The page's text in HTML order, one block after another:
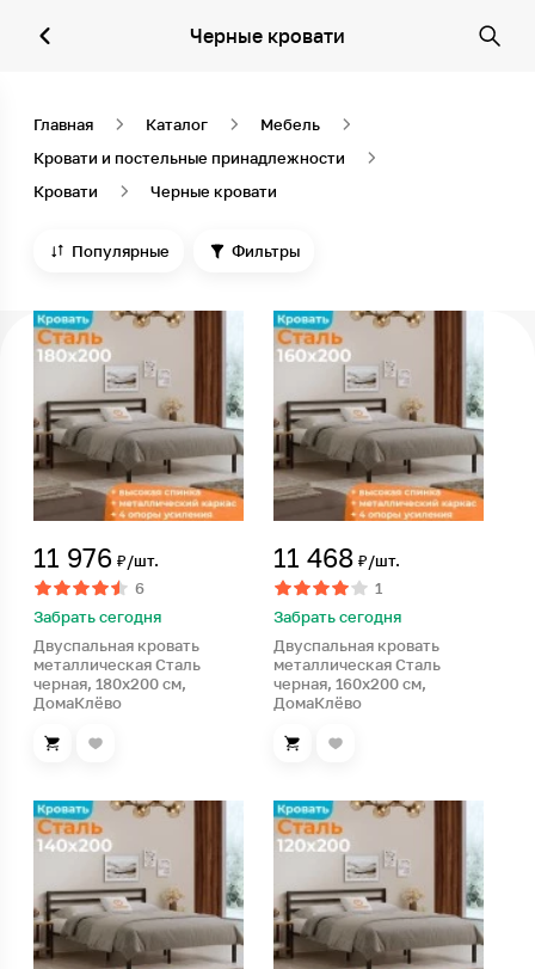
Черные кровати
Главная Каталог
Мебель
Кровати и постельные принадлежности
Кровати
Черные кровати
Популярные Фильтры
11 976 ₽/шт.
6
Забрать сегодня
Двуспальная кровать
металлическая Сталь
черная, 180х200 см,
ДомаКлёво
11 468 ₽/шт.
1
Забрать сегодня
Двуспальная кровать
металлическая Сталь
черная, 160х200 см,
ДомаКлёво